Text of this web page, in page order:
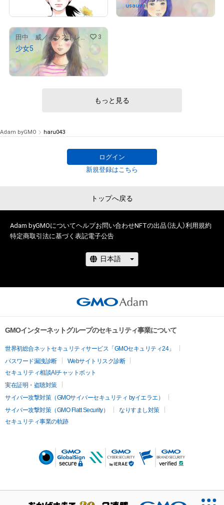
# 11/20
usausaさんが保有中
田中 威／イラストレーター 3
少女5
¥35,700
もっと見る
Adam byGMO haru043
ログイン
新規登録はこちら
トップへ戻る
Adam byGMOについてヘルプお問い合わせNFTの出品（法人）利用規約
特定商取引法に基づく表記電子公告
GMOインターネットグループのセキュリティ事業について
世界初総合ネットセキュリティサービス「GMOセキュリティ24」
パスワード漏洩診断
Webサイトリスク診断
セキュリティ相談AIチャットボット
実在証明・盗聴対策
サイバー攻撃対策（GMOサイバーセキュリティ byイエラエ）
サイバー攻撃対策（GMO Flatt Security）
なりすまし対策
セキュリティ事業の軌跡